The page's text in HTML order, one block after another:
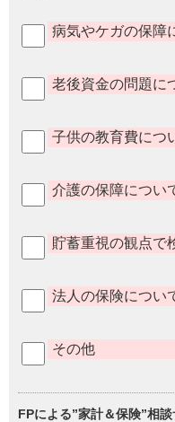
病気やケガの保障
老後資金の問題に
子供の教育費につ
介護の保障につい
貯蓄重視の観点で
法人の保険につい
その他
FPによる”家計＆保険”相